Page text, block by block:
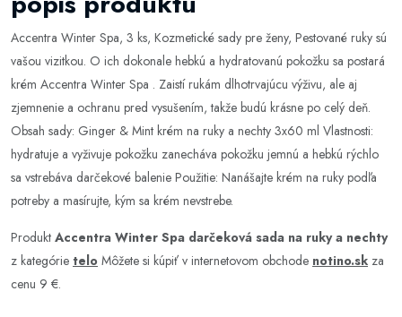
Accentra Winter Spa, 3 ks, Kozmetické sady pre ženy, Pestované ruky sú
vašou vizitkou. O ich dokonale hebkú a hydratovanú pokožku sa postará
krém Accentra Winter Spa . Zaistí rukám dlhotrvajúcu výživu, ale aj
zjemnenie a ochranu pred vysušením, takže budú krásne po celý deň.
Obsah sady: Ginger & Mint krém na ruky a nechty 3x60 ml Vlastnosti:
hydratuje a vyživuje pokožku zanecháva pokožku jemnú a hebkú rýchlo
sa vstrebáva darčekové balenie Použitie: Nanášajte krém na ruky podľa
potreby a masírujte, kým sa krém nevstrebe.
Produkt Accentra Winter Spa darčeková sada na ruky a nechty
z kategórie telo Môžete si kúpiť v internetovom obchode notino.sk za
cenu 9 €.